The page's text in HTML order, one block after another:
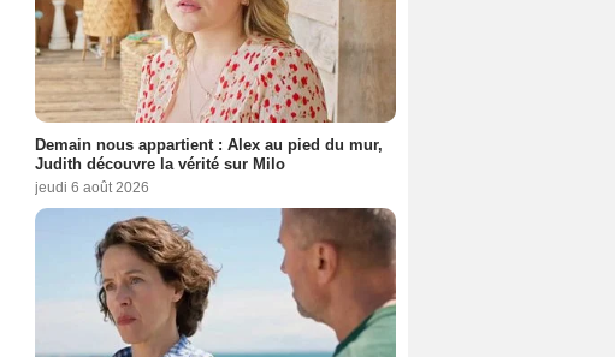
Demain nous appartient : Alex au pied du mur,
Judith découvre la vérité sur Milo
jeudi 6 août 2026